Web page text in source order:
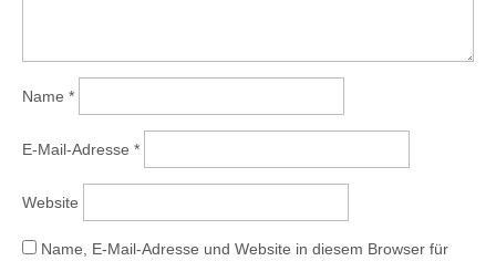
Name *
E-Mail-Adresse *
Website
Name, E-Mail-Adresse und Website in diesem Browser für